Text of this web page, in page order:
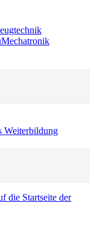
Mechatronik
Weiterbildung